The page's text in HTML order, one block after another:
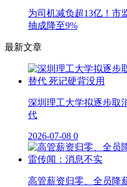
为司机减负超13亿！市
抽成降至9%
最新文章
深圳理工大学拟逐步取
代
2026-07-08 0
高管薪资归零、全员降